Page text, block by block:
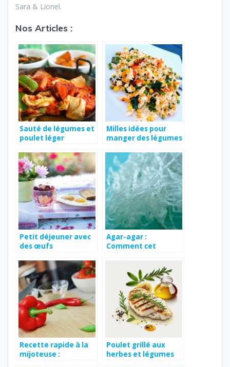
Sara & Lionel.
Nos Articles :
Sauté de légumes et
poulet léger
Milles idées pour
manger des légumes
Petit déjeuner avec
des œufs
Agar-agar :
Comment cet
aide à perdre du
poids ?
Recette rapide à la
mijoteuse :
Poulet grillé aux
herbes et légumes